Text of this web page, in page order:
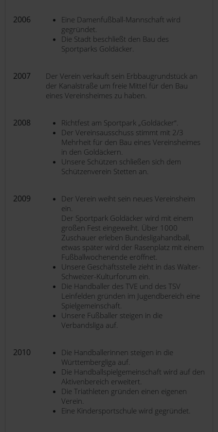
2006
Eine Damenfußball-Mannschaft wird
gegründet.
Die Stadt beschließt den Bau des
Sportparks Goldäcker.
2007
Der Verein verkauft sein Erbbaugrundstück an
der Kanalstraße um freie Mittel für den Bau
eines Vereinsheimes zu haben.
2008
Richtfest am Sportpark „Goldäcker“.
Der Vereinsausschuss stimmt mit 2/3
Mehrheit für den Bau eines Vereinsheimes
in den Goldäckern.
Unsere Schützen schließen sich dem
Schützenverein Stetten an.
2009
Der Verein weiht sein neues Vereinsheim
ein.
Der Sportpark Goldäcker wird mit einem
großen Fest eingeweiht. Über 1000
Zuschauer erleben Bundesligahandball,
etwas später wird der Rasenplatz mit einem
Fußballwochenende eröffnet.
Unsere Geschäftsstelle zieht in das Walter-
Schweizer-Kulturforum ein.
Die Handballer des TVE und des TSV
Leinfelden gründen im Jugendbereich eine
Spielgemeinschaft.
Unsere Fußballer steigen in die
Verbandsliga auf.
2010
Die Handballerinnen steigen in die
Württembergliga auf.
Die Handballspielgemeinschaft wird auf den
Aktivenbereich erweitert.
Die Triathleten gründen einen eigenen
Verein.
Eine Kindersportschule wird gegründet.